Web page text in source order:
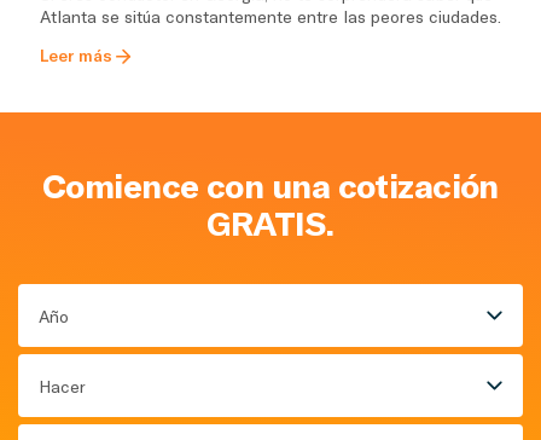
Atlanta se sitúa constantemente entre las peores ciudades.
Leer más
Comience con una cotización
GRATIS.
Año
Hacer